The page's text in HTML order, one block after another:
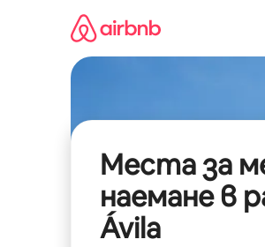
съдържанието
Места за
наемане в
Ávila